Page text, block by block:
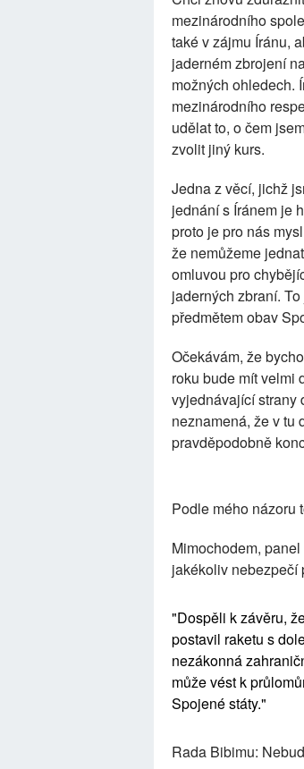
mezinárodního
také v zájmu Íránu,
jaderném zbrojení
možných ohledech.
mezinárodního
udělat to, o čem
zvolit jiný kurs.
Jedna z věcí, jichž
jednání s Íránem je
proto je pro nás
že nemůžeme
omluvou pro
jaderných zbraní.
předmětem obav
Očekávám, že
roku bude mít velmi
vyjednávající strany
neznamená, že v tu
pravděpodobně
Podle mého názoru
Mimochodem,
jakékoliv nebezpečí
"Dospěli k závěru,
postavil raketu s
nezákonná
může vést k
Spojené státy."
Rada Bibimu: